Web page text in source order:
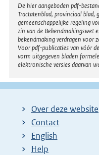
Disclaimer
De hier aangeboden pdf-
Tractatenblad, provinciaal blad,
gemeenschappelijke regeling
zin van de Bekendmakingswet
bekendmaking verdragen voor
Voor pdf-publicaties van vóór
vorm uitgegeven bladen
elektronische versies daarvan
Over deze website
Contact
English
Help